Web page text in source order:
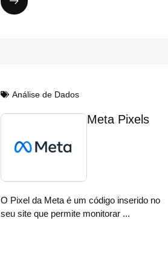
Análise de Dados
Meta Pixels
O Pixel da Meta é um código inserido no
seu site que permite monitorar ...